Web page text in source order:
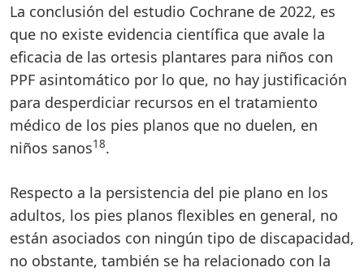
La conclusión del estudio Cochrane de 2022, es
que no existe evidencia científica que avale la
eficacia de las ortesis plantares para niños con
PPF asintomático por lo que, no hay justificación
para desperdiciar recursos en el tratamiento
médico de los pies planos que no duelen, en
niños sanos18.
Respecto a la persistencia del pie plano en los
adultos, los pies planos flexibles en general, no
están asociados con ningún tipo de discapacidad,
no obstante, también se ha relacionado con la